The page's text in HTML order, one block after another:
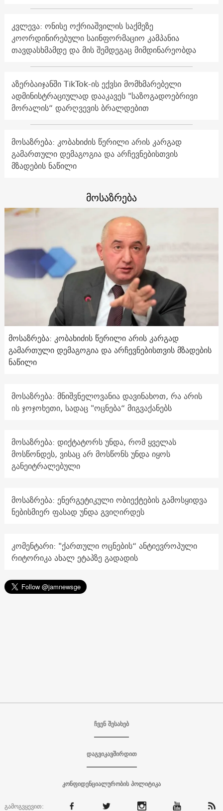
კვლევა: ონისე ოქრიაშვილის საქმეზე
კოორდინირებული საინფორმაციო კამპანია
თავდასხმამდე და მის შემდეგაც მიმდინარეობდა
აზერბაიჯანში TikTok-ის ექვსი მომხმარებელი
ადმინისტრაციულად დააკავეს "საზოგადოებრივი
მორალის“ დარღვევის ბრალდებით
მოსაზრება: კობახიძის წერილი არის კარგად
გამართული დემაგოგია და არჩევნებისთვის
მზადების ნაწილი
მოსაზრება
მოსაზრება: კობახიძის წერილი არის კარგად
გამართული დემაგოგია და არჩევნებისთვის მზადების
ნაწილი
მოსაზრება: მნიშვნელოვანია დავინახოთ, რა არის
ის ჯოჯოხეთი, სადაც "ოცნება“ მიგვაქანებს
მოსაზრება: დიქტატორს უნდა, რომ ყველას
მოსწონდეს, ვისაც არ მოსწონს უნდა იყოს
განეიტრალებული
მოსაზრება: ენერგეტიკული ობიექტების გამოსყიდვა
ნებისმიერ ფასად უნდა გვიღირდეს
კომენტარი: "ქართული ოცნების“ ანტიევროპული
რიტორიკა ახალ ეტაპზე გადადის
ჩვენ შესახებ
დაგვიკავშირდით
კონფიდენციალურობის პოლიტიკა
გამოგვყევით: